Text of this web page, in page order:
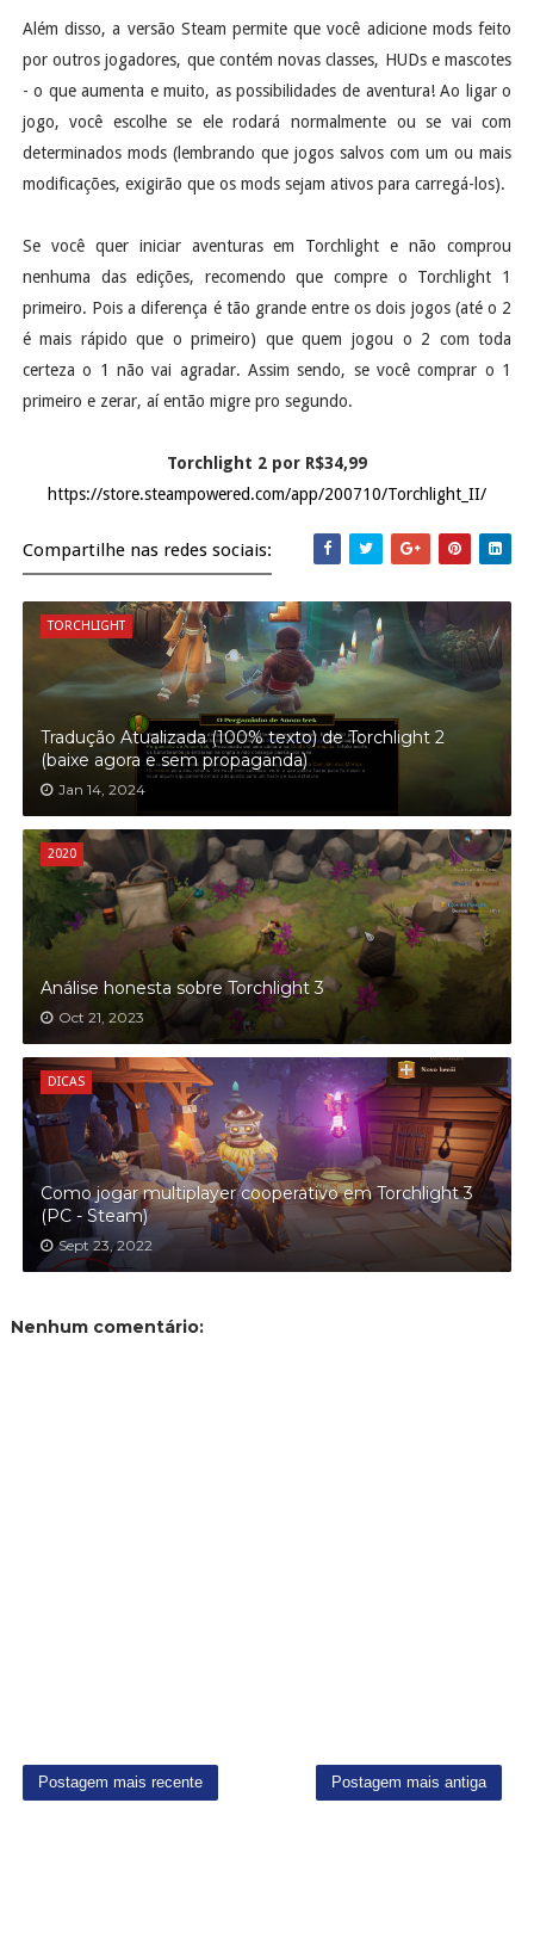
Além disso, a versão Steam permite que você adicione mods feito
por outros jogadores, que contém novas classes, HUDs e mascotes
- o que aumenta e muito, as possibilidades de aventura! Ao ligar o
jogo, você escolhe se ele rodará normalmente ou se vai com
determinados mods (lembrando que jogos salvos com um ou mais
modificações, exigirão que os mods sejam ativos para carregá-los).
Se você quer iniciar aventuras em Torchlight e não comprou
nenhuma das edições, recomendo que compre o Torchlight 1
primeiro. Pois a diferença é tão grande entre os dois jogos (até o 2
é mais rápido que o primeiro) que quem jogou o 2 com toda
certeza o 1 não vai agradar. Assim sendo, se você comprar o 1
primeiro e zerar, aí então migre pro segundo.
Torchlight 2 por R$34,99
https://store.steampowered.com/app/200710/Torchlight_II/
Compartilhe nas redes sociais:
TORCHLIGHT
Tradução Atualizada (100% texto) de Torchlight 2
(baixe agora e sem propaganda)
Jan 14, 2024
2020
Análise honesta sobre Torchlight 3
Oct 21, 2023
DICAS
Como jogar multiplayer cooperativo em Torchlight 3
(PC - Steam)
Sept 23, 2022
Nenhum comentário:
Postagem mais recente Postagem mais antiga